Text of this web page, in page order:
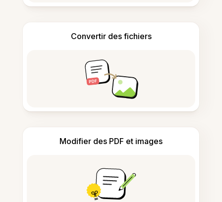
Convertir des fichiers
Modifier des PDF et images